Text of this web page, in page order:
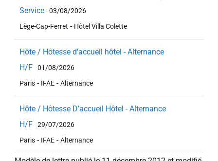
Service
03/08/2026
Lège-Cap-Ferret - Hôtel Villa Colette
Hôte / Hôtesse d'accueil hôtel - Alternance
H/F
01/08/2026
Paris - IFAE -Alternance
Hôte / Hôtesse D’accueil Hôtel - Alternance
H/F
29/07/2026
Paris - IFAE -Alternance